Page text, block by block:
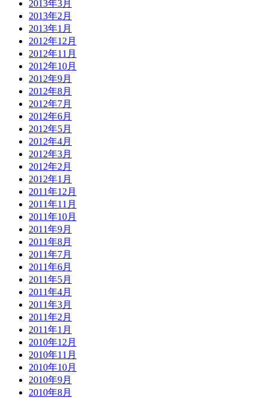
2013年3月
2013年2月
2013年1月
2012年12月
2012年11月
2012年10月
2012年9月
2012年8月
2012年7月
2012年6月
2012年5月
2012年4月
2012年3月
2012年2月
2012年1月
2011年12月
2011年11月
2011年10月
2011年9月
2011年8月
2011年7月
2011年6月
2011年5月
2011年4月
2011年3月
2011年2月
2011年1月
2010年12月
2010年11月
2010年10月
2010年9月
2010年8月